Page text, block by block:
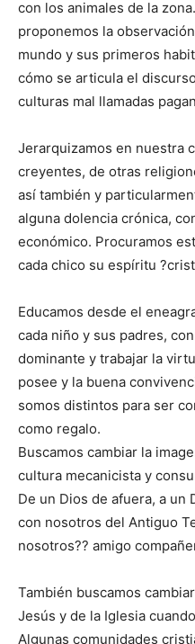
con los animales de la
proponemos la
mundo y sus primeros
cómo se articula el
culturas mal llamadas
Jerarquizamos en nuestra
creyentes, de otras
así también y
alguna dolencia crónica,
económico. Procuramos
cada chico su espíritu
Educamos desde el
cada niño y sus padres,
dominante y trabajar la
posee y la buena
somos distintos para ser
como regalo.
Buscamos cambiar la
cultura mecanicista y
De un Dios de afuera, a un
con nosotros del Antiguo
nosotros?? amigo
También buscamos
Jesús y de la Iglesia
Algunas comunidades